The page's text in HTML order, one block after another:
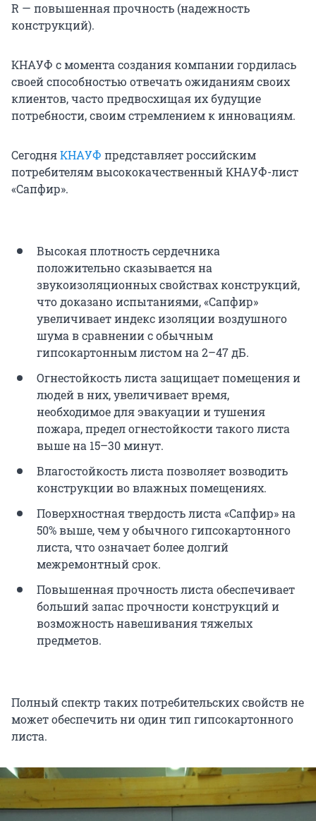
R — повышенная прочность (надежность
конструкций).
КНАУФ с момента создания компании гордилась
своей способностью отвечать ожиданиям своих
клиентов, часто предвосхищая их будущие
потребности, своим стремлением к инновациям.
СегодняКНАУФ представляет российским
потребителям высококачественный КНАУФ-лист
«Сапфир».
Высокая плотность сердечника
положительно сказывается на
звукоизоляционных свойствах конструкций,
что доказано испытаниями, «Сапфир»
увеличивает индекс изоляции воздушного
шума в сравнении с обычным
гипсокартонным листом на 2–47 дБ.
Огнестойкость листа защищает помещения и
людей в них, увеличивает время,
необходимое для эвакуации и тушения
пожара, предел огнестойкости такого листа
выше на 15–30 минут.
Влагостойкость листа позволяет возводить
конструкции во влажных помещениях.
Поверхностная твердость листа «Сапфир» на
50% выше, чем у обычного гипсокартонного
листа, что означает более долгий
межремонтный срок.
Повышенная прочность листа обеспечивает
больший запас прочности конструкций и
возможность навешивания тяжелых
предметов.
Полный спектр таких потребительских свойств не
может обеспечить ни один тип гипсокартонного
листа.